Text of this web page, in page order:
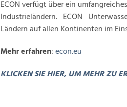
ECON verfügt über ein
Industrieländern. ECON
Ländern auf allen Kontinenten im
Mehr erfahren: econ.eu
KLICKEN SIE HIER, UM MEHR ZU